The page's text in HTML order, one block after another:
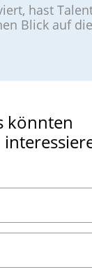
hast
Blick auf
könnten